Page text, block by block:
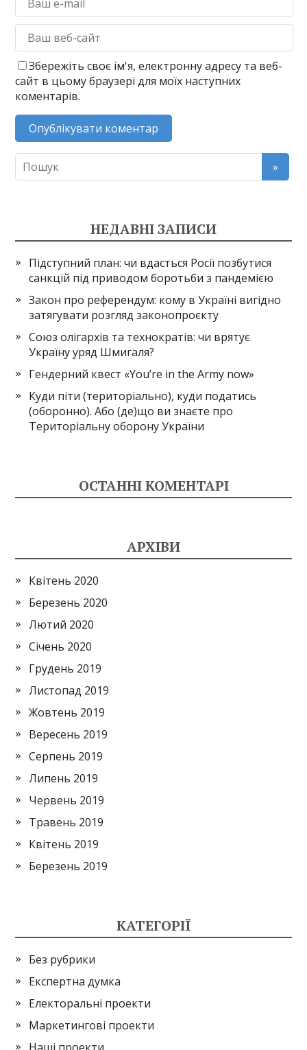
Збережіть своє ім'я, електронну адресу та веб-
сайт в цьому браузері для моїх наступних
коментарів.
НЕДАВНІ ЗАПИСИ
Підступний план: чи вдасться Росії позбутися
санкцій під приводом боротьби з пандемією
Закон про референдум: кому в Україні вигідно
затягувати розгляд законопроєкту
Союз олігархів та технократів: чи врятує
Україну уряд Шмигаля?
Гендерний квест «You’re in the Army now»
Куди піти (територіально), куди податись
(оборонно). Або (де)що ви знаєте про
Територіальну оборону України
ОСТАННІ КОМЕНТАРІ
АРХІВИ
Квітень 2020
Березень 2020
Лютий 2020
Січень 2020
Грудень 2019
Листопад 2019
Жовтень 2019
Вересень 2019
Серпень 2019
Липень 2019
Червень 2019
Травень 2019
Квітень 2019
Березень 2019
КАТЕГОРІЇ
Без рубрики
Експертна думка
Електоральні проекти
Маркетингові проекти
Наші проекти